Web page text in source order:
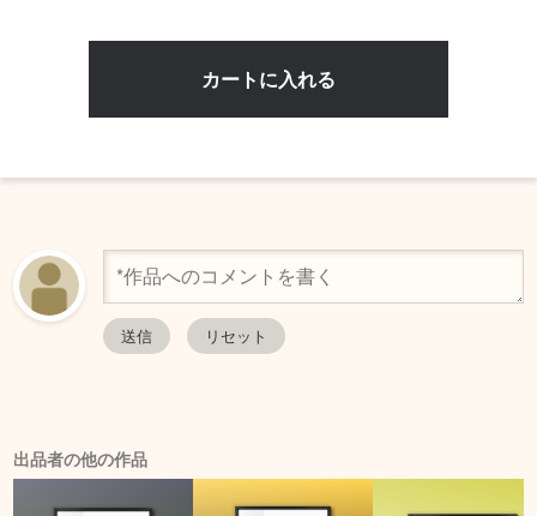
出品者の他の作品